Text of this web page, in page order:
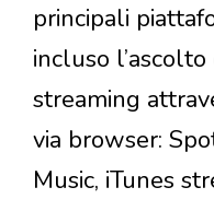
principali
incluso
streaming
via browser:
Music, iTunes